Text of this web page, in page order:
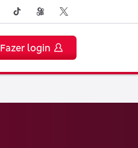
Fazer login